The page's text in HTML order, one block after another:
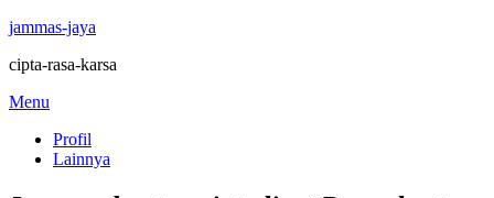
jammas-jaya
cipta-rasa-karsa
Skip
content
Menu
Profil
Lainnya